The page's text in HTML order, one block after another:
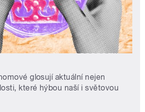
glosují aktuální nejen
které hýbou naší i světovou